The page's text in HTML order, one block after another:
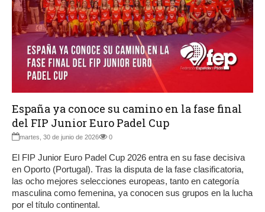
España ya conoce su camino en la fase final
del FIP Junior Euro Padel Cup
martes, 30 de junio de 2026 0
El FIP Junior Euro Padel Cup 2026 entra en su fase decisiva
en Oporto (Portugal). Tras la disputa de la fase clasificatoria,
las ocho mejores selecciones europeas, tanto en categoría
masculina como femenina, ya conocen sus grupos en la lucha
por el título continental.